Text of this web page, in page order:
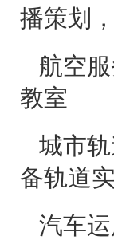
播策划
航空
教室
城市
备轨道
汽车